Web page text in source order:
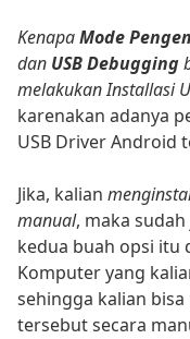
KenapaMode
dan USB Debugging
melakukan Installasi
karenakan adanya
USB Driver Android
Jika, kalian
manual, maka
kedua buah opsi itu
Komputer yang
sehingga kalian
tersebut secara